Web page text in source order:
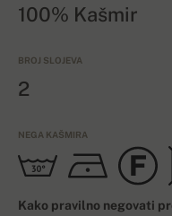
100% Kašmir
BROJ SLOJEVA
2
NEGA KAŠMIRA
Kako pravilno negovati